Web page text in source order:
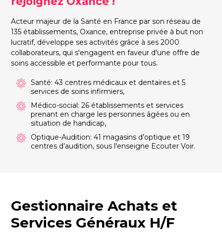
Acteur majeur de la Santé en France par son réseau de
135 établissements, Oxance, entreprise privée à but non
lucratif, développe ses activités grâce à ses 2000
collaborateurs, qui s'engagent en faveur d'une offre de
soins accessible et performante pour tous.
Santé: 43 centres médicaux et dentaires et 5
services de soins infirmiers,
Médico-social: 26 établissements et services
prenant en charge les personnes âgées ou en
situation de handicap,
Optique-Audition: 41 magasins d’optique et 19
centres d’audition, sous l'enseigne Ecouter Voir.
Gestionnaire Achats et
Services Généraux H/F